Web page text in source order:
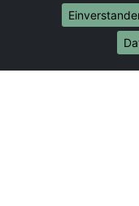
Umzug von
Umzug von